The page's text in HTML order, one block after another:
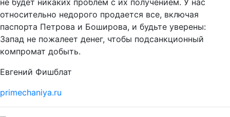
не будет никаких проблем с их получением. У нас
относительно недорого продается все, включая
паспорта Петрова и Боширова, и будьте уверены:
Запад не пожалеет денег, чтобы подсанкционный
компромат добыть.
Евгений Фишблат
primechaniya.ru